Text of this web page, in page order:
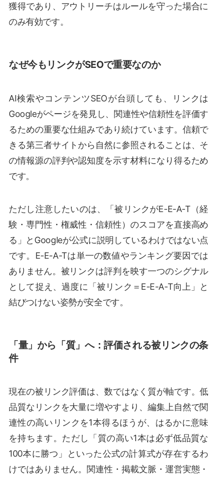
獲得であり、アウトリーチはルールを守った場合に
のみ有効です。
なぜ今もリンクがSEOで重要なのか
AI検索やコンテンツSEOが台頭しても、リンクは
Googleがページを発見し、関連性や信頼性を評価す
るための重要な仕組みであり続けています。信頼で
きる第三者サイトから自然に参照されることは、そ
の情報源の評判や認知度を示す材料になり得るため
です。
ただし注意したいのは、「被リンクがE-E-A-T（経
験・専門性・権威性・信頼性）のスコアを直接高め
る」とGoogleが公式に説明しているわけではない点
です。E-E-A-Tは単一の数値やランキング要因では
ありません。被リンクは評判を映す一つのシグナル
として捉え、過度に「被リンク＝E-E-A-T向上」と
結びつけない姿勢が安全です。
「量」から「質」へ：評価される被リンクの条
件
現在の被リンク評価は、数ではなく質が軸です。低
品質なリンクを大量に増やすより、編集上自然で関
連性の高いリンクを1本得るほうが、はるかに意味
を持ちます。ただし「質の高い1本は必ず低品質な
100本に勝つ」といった公式の計算式が存在するわ
けではありません。関連性・掲載文脈・運営実態・